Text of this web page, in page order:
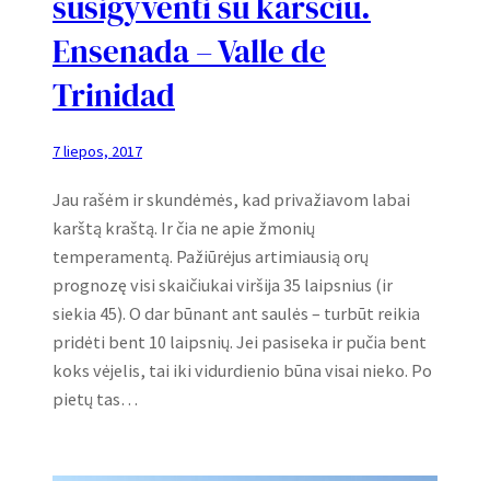
Ensenada – Valle de
Trinidad
7 liepos, 2017
Jau rašėm ir skundėmės, kad privažiavom labai
karštą kraštą. Ir čia ne apie žmonių
temperamentą. Pažiūrėjus artimiausią orų
prognozę visi skaičiukai viršija 35 laipsnius (ir
siekia 45). O dar būnant ant saulės – turbūt reikia
pridėti bent 10 laipsnių. Jei pasiseka ir pučia bent
koks vėjelis, tai iki vidurdienio būna visai nieko. Po
pietų tas…